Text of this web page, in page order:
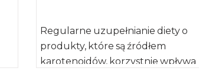
Regularne uzupełnianie diety o
produkty, które są źródłem
karotenoidów, korzystnie wpływa